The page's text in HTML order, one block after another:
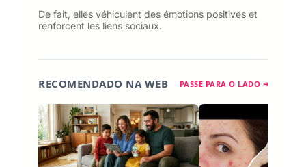
De fait, elles véhiculent des émotions positives et
renforcent les liens sociaux.
RECOMENDADO NA WEB PASSE PARA O LADO ➔